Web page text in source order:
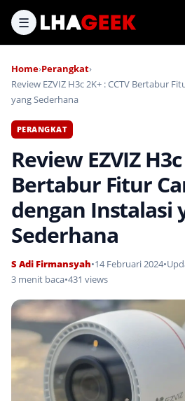
☰
Home›Perangkat›
Review EZVIZ H3c 2K+ : CCTV Bertabur
yang Sederhana
PERANGKAT
Review EZVIZ H3c
Bertabur Fitur
dengan Instalasi
Sederhana
S Adi Firmansyah•14 Februari 2024•
3 menit baca•431 views